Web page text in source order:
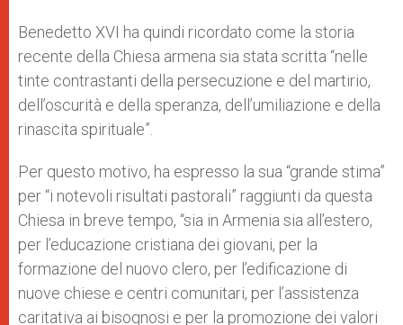
Benedetto XVI ha quindi ricordato come la storia
recente della Chiesa armena sia stata scritta “nelle
tinte contrastanti della persecuzione e del martirio,
dell’oscurità e della speranza, dell’umiliazione e della
rinascita spirituale”.
Per questo motivo, ha espresso la sua “grande stima”
per “i notevoli risultati pastorali” raggiunti da questa
Chiesa in breve tempo, “sia in Armenia sia all’estero,
per l’educazione cristiana dei giovani, per la
formazione del nuovo clero, per l’edificazione di
nuove chiese e centri comunitari, per l’assistenza
caritativa ai bisognosi e per la promozione dei valori